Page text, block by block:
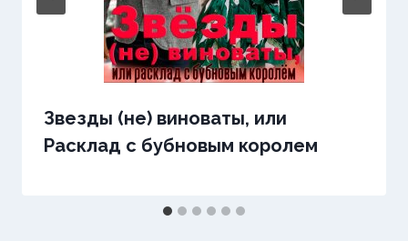
Звезды (не) виноваты, или
Расклад с бубновым королем